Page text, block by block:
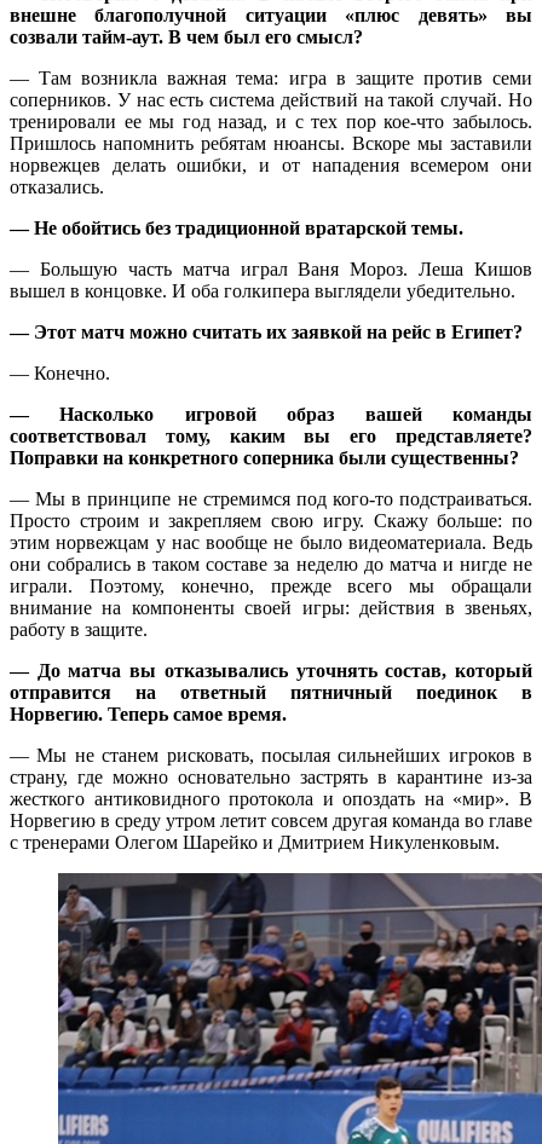
внешне благополучной ситуации «плюс девять» вы
созвали тайм-аут. В чем был его смысл?
— Там возникла важная тема: игра в защите против семи
соперников. У нас есть система действий на такой случай. Но
тренировали ее мы год назад, и с тех пор кое-что забылось.
Пришлось напомнить ребятам нюансы. Вскоре мы заставили
норвежцев делать ошибки, и от нападения всемером они
отказались.
— Не обойтись без традиционной вратарской темы.
— Большую часть матча играл Ваня Мороз. Леша Кишов
вышел в концовке. И оба голкипера выглядели убедительно.
— Этот матч можно считать их заявкой на рейс в Египет?
— Конечно.
— Насколько игровой образ вашей команды
соответствовал тому, каким вы его представляете?
Поправки на конкретного соперника были существенны?
— Мы в принципе не стремимся под кого-то подстраиваться.
Просто строим и закрепляем свою игру. Скажу больше: по
этим норвежцам у наc вообще не было видеоматериала. Ведь
они собрались в таком составе за неделю до матча и нигде не
играли. Поэтому, конечно, прежде всего мы обращали
внимание на компоненты своей игры: действия в звеньях,
работу в защите.
— До матча вы отказывались уточнять состав, который
отправится на ответный пятничный поединок в
Норвегию. Теперь самое время.
— Мы не станем рисковать, посылая сильнейших игроков в
страну, где можно основательно застрять в карантине из-за
жесткого антиковидного протокола и опоздать на «мир». В
Норвегию в среду утром летит совсем другая команда во главе
с тренерами Олегом Шарейко и Дмитрием Никуленковым.